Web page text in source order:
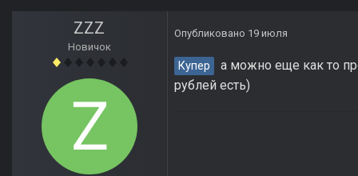
ZZZ
Новичок
Опубликовано 19 июля
Купер
а можно еще как то
рублей есть)